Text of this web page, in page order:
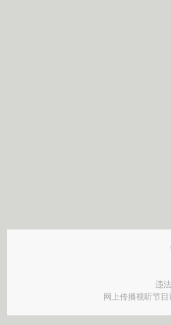
违
网上传播视听节目